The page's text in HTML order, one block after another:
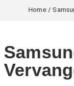
Home /